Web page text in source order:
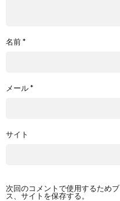
名前*
メール*
サイト
次回のコメントで使用するため
ス、サイトを保存する。